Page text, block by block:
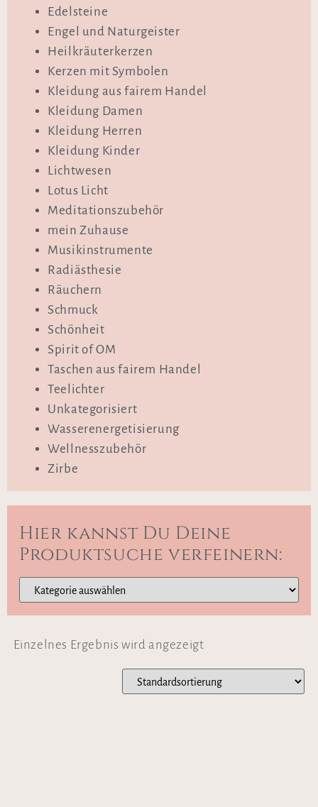
Edelsteine
Engel und Naturgeister
Heilkräuterkerzen
Kerzen mit Symbolen
Kleidung aus fairem Handel
Kleidung Damen
Kleidung Herren
Kleidung Kinder
Lichtwesen
Lotus Licht
Meditationszubehör
mein Zuhause
Musikinstrumente
Radiästhesie
Räuchern
Schmuck
Schönheit
Spirit of OM
Taschen aus fairem Handel
Teelichter
Unkategorisiert
Wasserenergetisierung
Wellnesszubehör
Zirbe
Hier kannst Du Deine
Produktsuche verfeinern:
Einzelnes Ergebnis wird angezeigt